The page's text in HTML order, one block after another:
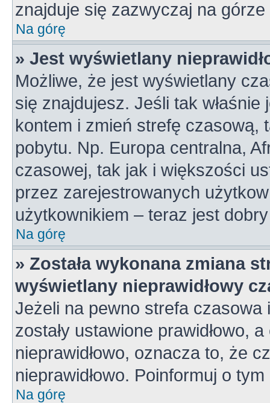
znajduje się zazwyczaj na
Na górę
» Jest wyświetlany
Możliwe, że jest wyświetlany
się znajdujesz. Jeśli tak
kontem i zmień strefę czasową,
pobytu. Np. Europa centralna,
czasowej, tak jak i większości
przez zarejestrowanych
użytkownikiem – teraz jest
Na górę
» Została wykonana zmiana
wyświetlany nieprawidłowy
Jeżeli na pewno strefa
zostały ustawione prawidłowo,
nieprawidłowo, oznacza to, że
nieprawidłowo. Poinformuj o
Na górę